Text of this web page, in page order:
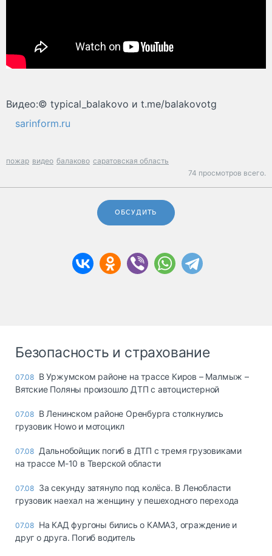
Видео:© typical_balakovo и t.me/balakovotg
sarinform.ru
пожар видео балаково саратовская область
74 просмотров всего.
ОБСУДИТЬ
Безопасность и страхование
07.08 В Уржумском районе на трассе Киров – Малмыж –
Вятские Поляны произошло ДТП с автоцистерной
07.08 В Ленинском районе Оренбурга столкнулись
грузовик Howo и мотоцикл
07.08 Дальнобойщик погиб в ДТП с тремя грузовиками
на трассе М-10 в Тверской области
07.08 За секунду затянуло под колёса. В Ленобласти
грузовик наехал на женщину у пешеходного перехода
07.08 На КАД фургоны бились о КАМАЗ, ограждение и
друг о друга. Погиб водитель